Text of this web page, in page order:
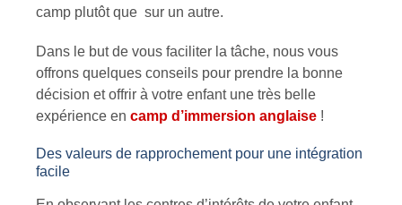
camp plutôt que sur un autre.
Dans le but de vous faciliter la tâche, nous vous
offrons quelques conseils pour prendre la bonne
décision et offrir à votre enfant une très belle
expérience en camp d’immersion anglaise !
Des valeurs de rapprochement pour une intégration
facile